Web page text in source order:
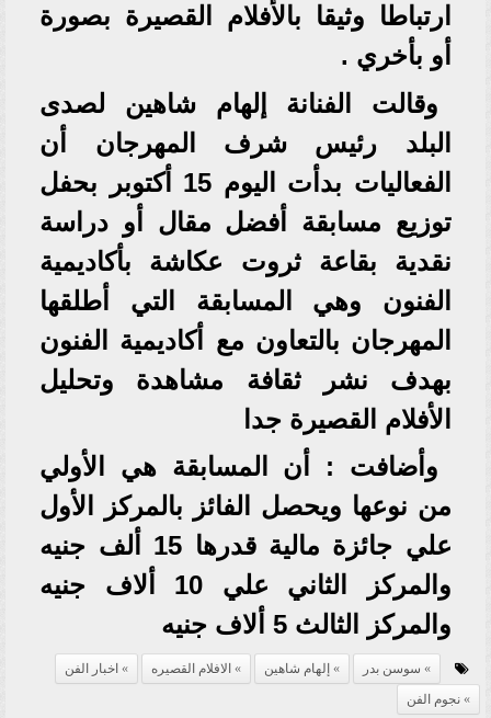
ارتباطا وثيقا بالأفلام القصيرة بصورة
أو بأخري .
وقالت الفنانة إلهام شاهين لصدى
البلد رئيس شرف المهرجان أن
الفعاليات بدأت اليوم 15 أكتوبر بحفل
توزيع مسابقة أفضل مقال أو دراسة
نقدية بقاعة ثروت عكاشة بأكاديمية
الفنون وهي المسابقة التي أطلقها
المهرجان بالتعاون مع أكاديمية الفنون
بهدف نشر ثقافة مشاهدة وتحليل
الأفلام القصيرة جدا
وأضافت : أن المسابقة هي الأولي
من نوعها ويحصل الفائز بالمركز الأول
علي جائزة مالية قدرها 15 ألف جنيه
والمركز الثاني علي 10 ألاف جنيه
والمركز الثالث 5 ألاف جنيه
سوسن بدر إلهام شاهين الافلام القصيره
اخبار الفن
نجوم الفن